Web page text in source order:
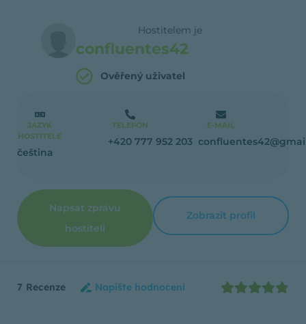
Hostitelem je
confluentes42
Ověřený uživatel
JAZYK
HOSTITELE
čeština
TELEFON
+420 777 952 203
E-MAIL
Napsat zprávu
hostiteli
Zobrazit profil
7 Recenze Napište hodnocení